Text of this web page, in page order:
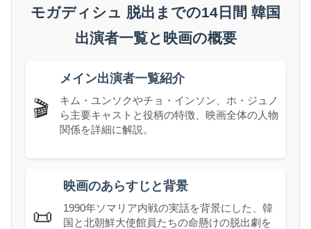
モガディシュ 脱出までの14日間 韓国
出演者一覧と映画の概要
🎬
メイン出演者一覧紹介
キム・ユンソクやチョ・インソン、ホ・ジュノ
ら主要キャストと役柄の特徴、映画全体の人物
関係を詳細に解説。
📜
映画のあらすじと背景
1990年ソマリア内戦の実話を背景にした、韓
国と北朝鮮大使館員たちの命懸けの脱出劇を